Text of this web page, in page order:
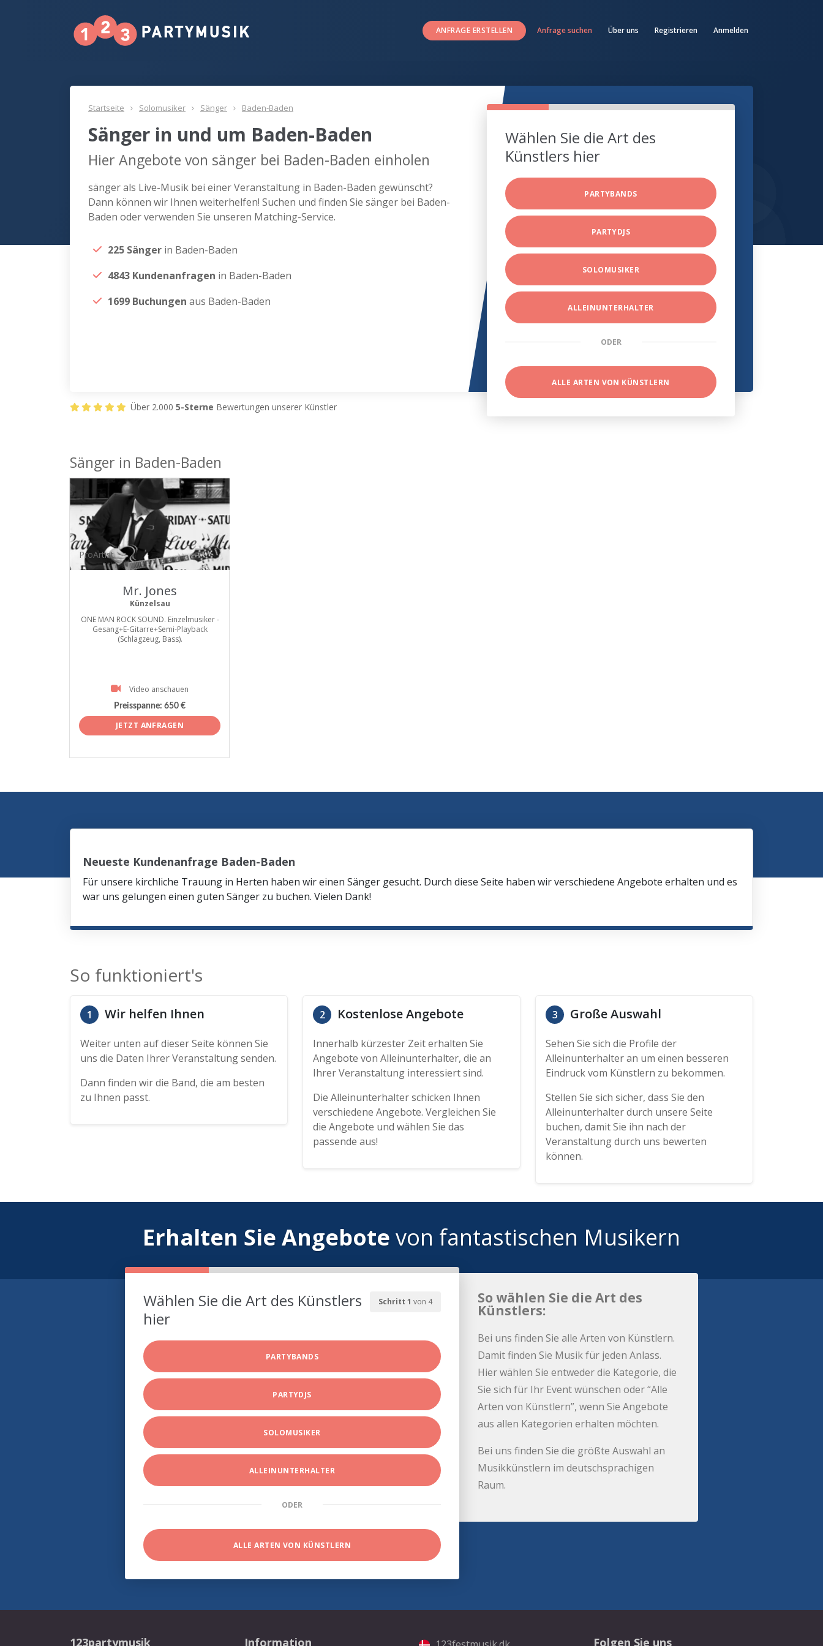
ANFRAGE ERSTELLEN Anfrage suchen Über uns Registrieren Anmelden
Startseite Solomusiker Sänger Baden-Baden
Sänger in und um Baden-Baden
Hier Angebote von sänger bei Baden-Baden einholen
sänger als Live-Musik bei einer Veranstaltung in Baden-Baden gewünscht?
Dann können wir Ihnen weiterhelfen! Suchen und finden Sie sänger bei Baden-
Baden oder verwenden Sie unseren Matching-Service.
225 Sänger in Baden-Baden
4843 Kundenanfragen in Baden-Baden
1699 Buchungen aus Baden-Baden
Wählen Sie die Art des
Künstlers hier
PARTYBANDS
PARTYDJS
SOLOMUSIKER
ALLEINUNTERHALTER
ODER
ALLE ARTEN VON KÜNSTLERN
Über 2.000 5-Sterne Bewertungen unserer Künstler
Sänger in Baden-Baden
ProArtist
Mr. Jones
Künzelsau
ONE MAN ROCK SOUND. Einzelmusiker -
Gesang+E-Gitarre+Semi-Playback
(Schlagzeug, Bass).
Video anschauen
Preisspanne: 650 €
JETZT ANFRAGEN
Neueste Kundenanfrage Baden-Baden
Für unsere kirchliche Trauung in Herten haben wir einen Sänger gesucht. Durch diese Seite haben wir verschiedene Angebote erhalten und es
war uns gelungen einen guten Sänger zu buchen. Vielen Dank!
So funktioniert's
1 Wir helfen Ihnen
Weiter unten auf dieser Seite können Sie
uns die Daten Ihrer Veranstaltung senden.
Dann finden wir die Band, die am besten
zu Ihnen passt.
2 Kostenlose Angebote
Innerhalb kürzester Zeit erhalten Sie
Angebote von Alleinunterhalter, die an
Ihrer Veranstaltung interessiert sind.
Die Alleinunterhalter schicken Ihnen
verschiedene Angebote. Vergleichen Sie
die Angebote und wählen Sie das
passende aus!
3 Große Auswahl
Sehen Sie sich die Profile der
Alleinunterhalter an um einen besseren
Eindruck vom Künstlern zu bekommen.
Stellen Sie sich sicher, dass Sie den
Alleinunterhalter durch unsere Seite
buchen, damit Sie ihn nach der
Veranstaltung durch uns bewerten
können.
Erhalten Sie Angebote von fantastischen Musikern
Schritt 1 von 4
Wählen Sie die Art des Künstlers
hier
PARTYBANDS
PARTYDJS
SOLOMUSIKER
ALLEINUNTERHALTER
ODER
ALLE ARTEN VON KÜNSTLERN
So wählen Sie die Art des
Künstlers:
Bei uns finden Sie alle Arten von Künstlern.
Damit finden Sie Musik für jeden Anlass.
Hier wählen Sie entweder die Kategorie, die
Sie sich für Ihr Event wünschen oder “Alle
Arten von Künstlern”, wenn Sie Angebote
aus allen Kategorien erhalten möchten.
Bei uns finden Sie die größte Auswahl an
Musikkünstlern im deutschsprachigen
Raum.
123partymusik Information Folgen Sie uns